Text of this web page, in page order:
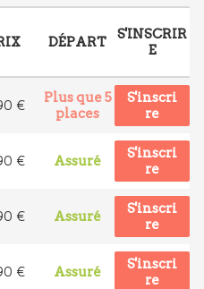
DÉPART
S'INSCRIR
E
€
Plus que 5
places
S'inscri
re
€ Assuré
S'inscri
re
€ Assuré
S'inscri
re
€ Assuré
S'inscri
re